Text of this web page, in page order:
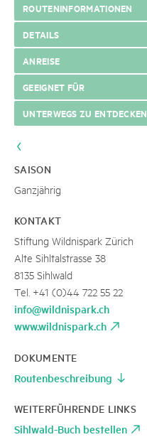
ROUTENINFORMATIONEN
DETAILS
ANREISE
GEEIGNET FÜR
UNTERWEGS ZU ENTDECKEN
SAISON
Ganzjährig
KONTAKT
Stiftung Wildnispark Zürich
Alte Sihltalstrasse 38
8135 Sihlwald
Tel. +41 (0)44 722 55 22
info@wildnispark.ch
www.wildnispark.ch
DOKUMENTE
Routenbeschreibung
WEITERFÜHRENDE LINKS
Sihlwald-Buch bestellen